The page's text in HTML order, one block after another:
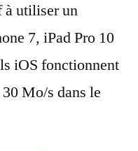
à utiliser un
7, iPad Pro 10
iOS fonctionnent
Mo/s dans le